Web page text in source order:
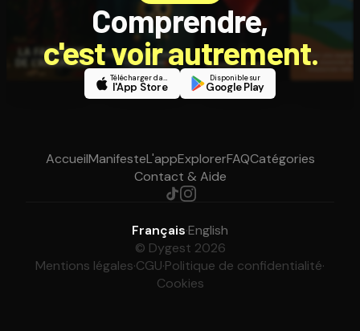
Comprendre,
c'est voir autrement.
Télécharger dans
l'App Store
Disponible sur
Google Play
AccueilManifesteL'appExplorerFAQCatégories
Contact & Aide
Français·English
© Dygest 2026
Mentions légales·CGU·Politique de confidentialité·
Cookies